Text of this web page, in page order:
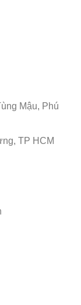
Mậu, Phú
TP HCM